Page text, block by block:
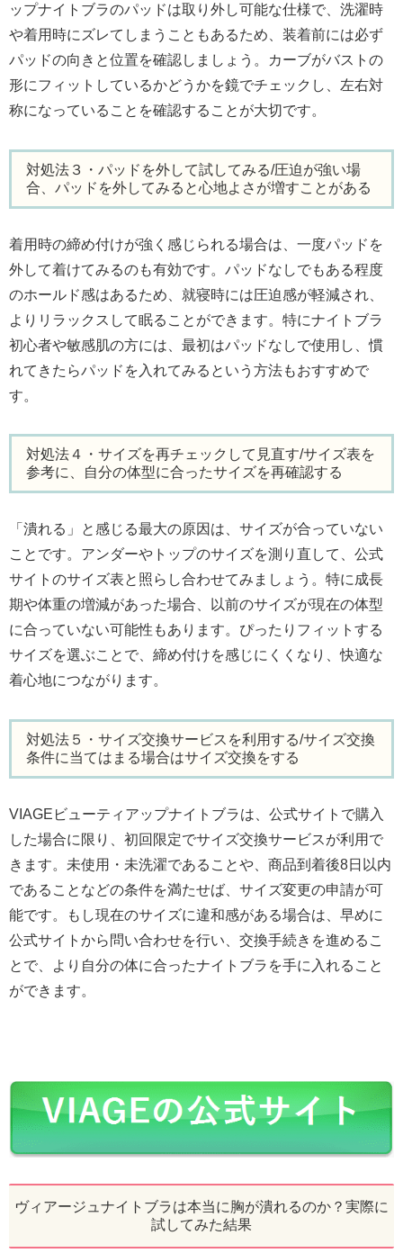
ップナイトブラのパッドは取り外し可能な仕様で、洗濯時
や着用時にズレてしまうこともあるため、装着前には必ず
パッドの向きと位置を確認しましょう。カーブがバストの
形にフィットしているかどうかを鏡でチェックし、左右対
称になっていることを確認することが大切です。
対処法３・パッドを外して試してみる/圧迫が強い場
合、パッドを外してみると心地よさが増すことがある
着用時の締め付けが強く感じられる場合は、一度パッドを
外して着けてみるのも有効です。パッドなしでもある程度
のホールド感はあるため、就寝時には圧迫感が軽減され、
よりリラックスして眠ることができます。特にナイトブラ
初心者や敏感肌の方には、最初はパッドなしで使用し、慣
れてきたらパッドを入れてみるという方法もおすすめで
す。
対処法４・サイズを再チェックして見直す/サイズ表を
参考に、自分の体型に合ったサイズを再確認する
「潰れる」と感じる最大の原因は、サイズが合っていない
ことです。アンダーやトップのサイズを測り直して、公式
サイトのサイズ表と照らし合わせてみましょう。特に成長
期や体重の増減があった場合、以前のサイズが現在の体型
に合っていない可能性もあります。ぴったりフィットする
サイズを選ぶことで、締め付けを感じにくくなり、快適な
着心地につながります。
対処法５・サイズ交換サービスを利用する/サイズ交換
条件に当てはまる場合はサイズ交換をする
VIAGEビューティアップナイトブラは、公式サイトで購入
した場合に限り、初回限定でサイズ交換サービスが利用で
きます。未使用・未洗濯であることや、商品到着後8日以内
であることなどの条件を満たせば、サイズ変更の申請が可
能です。もし現在のサイズに違和感がある場合は、早めに
公式サイトから問い合わせを行い、交換手続きを進めるこ
とで、より自分の体に合ったナイトブラを手に入れること
ができます。
ヴィアージュナイトブラは本当に胸が潰れるのか？実際に
試してみた結果